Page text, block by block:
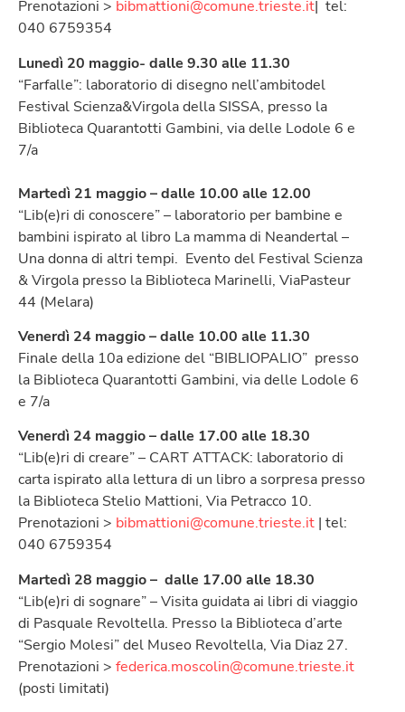
Prenotazioni > bibmattioni@comune.trieste.it| tel:
040 6759354
Lunedì 20 maggio- dalle 9.30 alle 11.30
“Farfalle”: laboratorio di disegno nell’ambitodel
Festival Scienza&Virgola della SISSA, presso la
Biblioteca Quarantotti Gambini, via delle Lodole 6 e
7/a
Martedì 21 maggio – dalle 10.00 alle 12.00
“Lib(e)ri di conoscere” – laboratorio per bambine e
bambini ispirato al libro La mamma di Neandertal –
Una donna di altri tempi. Evento del Festival Scienza
& Virgola presso la Biblioteca Marinelli, ViaPasteur
44 (Melara)
Venerdì 24 maggio – dalle 10.00 alle 11.30
Finale della 10a edizione del “BIBLIOPALIO” presso
la Biblioteca Quarantotti Gambini, via delle Lodole 6
e 7/a
Venerdì 24 maggio – dalle 17.00 alle 18.30
“Lib(e)ri di creare” – CART ATTACK: laboratorio di
carta ispirato alla lettura di un libro a sorpresa presso
la Biblioteca Stelio Mattioni, Via Petracco 10.
Prenotazioni > bibmattioni@comune.trieste.it | tel:
040 6759354
Martedì 28 maggio – dalle 17.00 alle 18.30
“Lib(e)ri di sognare” – Visita guidata ai libri di viaggio
di Pasquale Revoltella. Presso la Biblioteca d’arte
“Sergio Molesi” del Museo Revoltella, Via Diaz 27.
Prenotazioni > federica.moscolin@comune.trieste.it
(posti limitati)